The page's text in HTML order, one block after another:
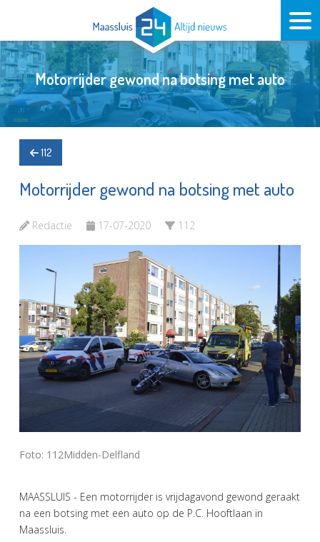
Motorrijder gewond na botsing met auto
112
Motorrijder gewond na botsing met auto
Redactie 17-07-2020 112
Foto: 112Midden-Delfland
MAASSLUIS - Een motorrijder is vrijdagavond gewond geraakt
na een botsing met een auto op de P.C. Hooftlaan in
Maassluis.